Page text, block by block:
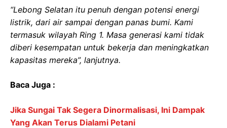
“Lebong Selatan itu penuh dengan potensi energi
listrik, dari air sampai dengan panas bumi. Kami
termasuk wilayah Ring 1. Masa generasi kami tidak
diberi kesempatan untuk bekerja dan meningkatkan
kapasitas mereka”, lanjutnya.
Baca Juga :
Jika Sungai Tak Segera Dinormalisasi, Ini Dampak
Yang Akan Terus Dialami Petani